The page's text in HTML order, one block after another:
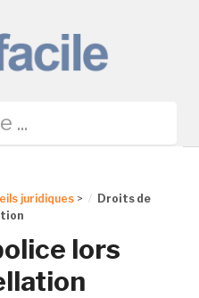
juridiques >
Droits de
lors